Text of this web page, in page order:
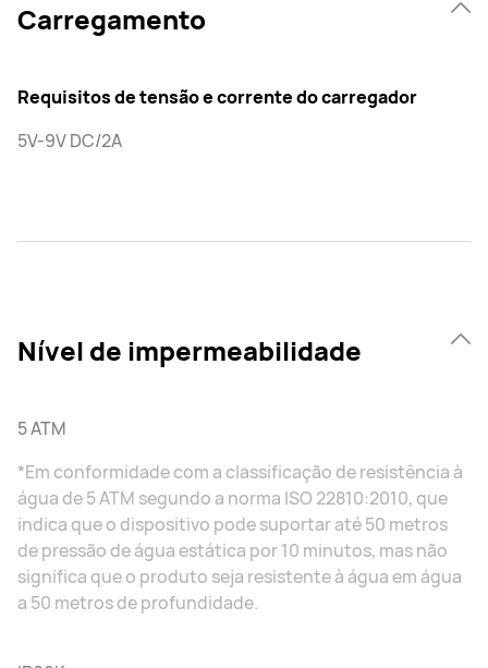
Carregamento
Requisitos de tensão e corrente do carregador
5V-9V DC/2A
Nível de impermeabilidade
5 ATM
*Em conformidade com a classificação de resistência à
água de 5 ATM segundo a norma ISO 22810:2010, que
indica que o dispositivo pode suportar até 50 metros
de pressão de água estática por 10 minutos, mas não
significa que o produto seja resistente à água em água
a 50 metros de profundidade.